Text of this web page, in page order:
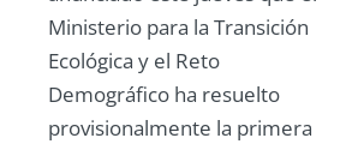
Ministerio para la Transición
Ecológica y el Reto
Demográfico ha resuelto
provisionalmente la primera